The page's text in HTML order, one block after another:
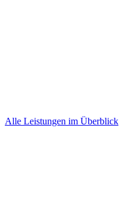
Alle Leistungen im Überblick